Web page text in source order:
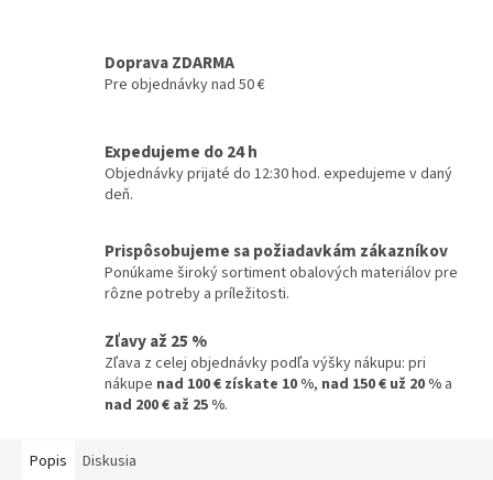
Doprava ZDARMA
Pre objednávky nad 50 €
Expedujeme do 24 h
Objednávky prijaté do 12:30 hod. expedujeme v daný
deň.
Prispôsobujeme sa požiadavkám zákazníkov
Ponúkame široký sortiment obalových materiálov pre
rôzne potreby a príležitosti.
Zľavy až 25 %
Zľava z celej objednávky podľa výšky nákupu: pri
nákupe nad 100 € získate 10 %, nad 150 € už 20 % a
nad 200 € až 25 %.
Popis Diskusia